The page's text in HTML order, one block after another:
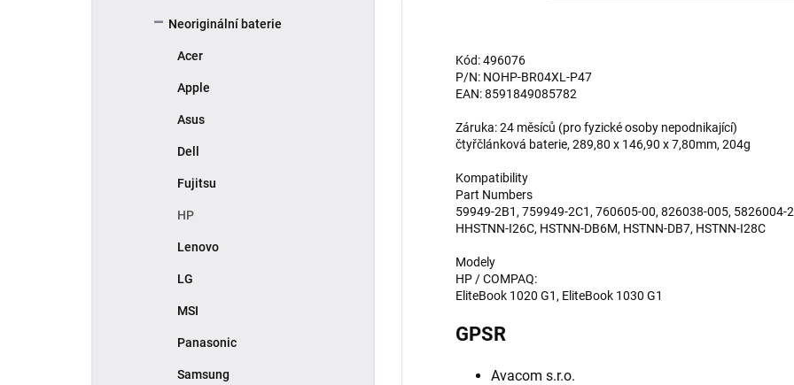
Neoriginální baterie
Acer
Apple
Asus
Dell
Fujitsu
HP
Lenovo
LG
MSI
Panasonic
Samsung
Kód: 496076
P/N: NOHP-BR04XL-P47
EAN: 8591849085782
Záruka: 24 měsíců (pro fyzické osoby nepodnikající)
čtyřčlánková baterie, 289,80 x 146,90 x 7,80mm, 204g
Kompatibility
Part Numbers
59949-2B1, 759949-2C1, 760605-00, 826038-005, 5826004-
HHSTNN-I26C, HSTNN-DB6M, HSTNN-DB7, HSTNN-I28C
Modely
HP / COMPAQ:
EliteBook 1020 G1, EliteBook 1030 G1
GPSR
Avacom s.r.o.